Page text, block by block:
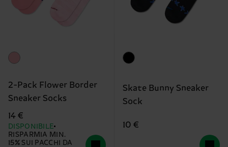
2-Pack Flower Border
Sneaker Socks
14 €
DISPONIBILE
RISPARMIA MIN.
15% SUI PACCHI DA
Skate Bunny Sneaker
Sock
10 €